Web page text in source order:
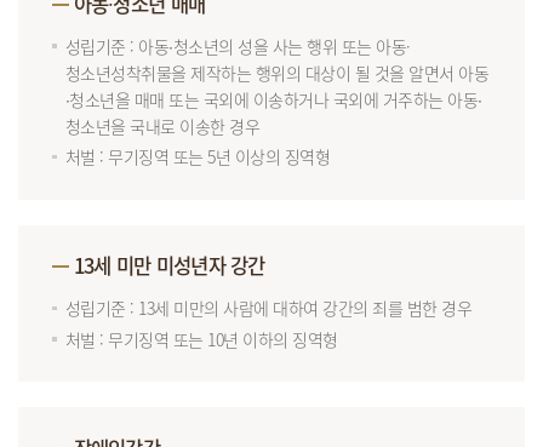
성립기준 : 아동∙청소년의 성을 사는 행위 또는 아동·
청소년성착취물을 제작하는 행위의 대상이 될 것을 알면서 아동
∙청소년을 매매 또는 국외에 이송하거나 국외에 거주하는 아동∙
청소년을 국내로 이송한 경우
처벌 : 무기징역 또는 5년 이상의 징역형
13세 미만 미성년자 강간
성립기준 : 13세 미만의 사람에 대하여 강간의 죄를 범한 경우
처벌 : 무기징역 또는 10년 이하의 징역형